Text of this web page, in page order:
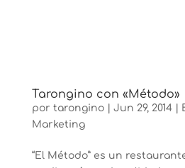
Tarongino con «Método»
por tarongino| Jun 29, 2014|
Marketing
“El Método” es un